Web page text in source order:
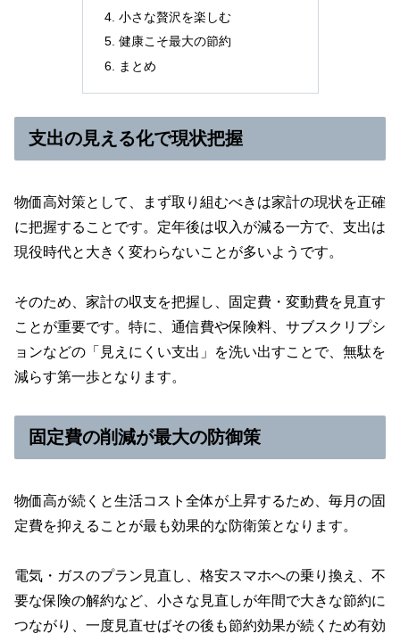
小さな贅沢を楽しむ
健康こそ最大の節約
まとめ
支出の見える化で現状把握
物価高対策として、まず取り組むべきは家計の現状を正確
に把握することです。定年後は収入が減る一方で、支出は
現役時代と大きく変わらないことが多いようです。
そのため、家計の収支を把握し、固定費・変動費を見直す
ことが重要です。特に、通信費や保険料、サブスクリプシ
ョンなどの「見えにくい支出」を洗い出すことで、無駄を
減らす第一歩となります。
固定費の削減が最大の防御策
物価高が続くと生活コスト全体が上昇するため、毎月の固
定費を抑えることが最も効果的な防衛策となります。
電気・ガスのプラン見直し、格安スマホへの乗り換え、不
要な保険の解約など、小さな見直しが年間で大きな節約に
つながり、一度見直せばその後も節約効果が続くため有効